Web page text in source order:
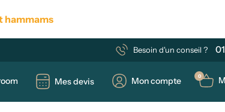
hammams
Besoin d'un conseil ?
Mes devis Mon compte 0